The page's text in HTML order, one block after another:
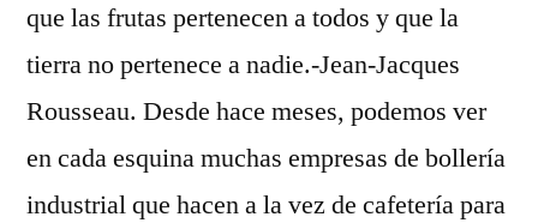
que las frutas pertenecen a todos y que la
tierra no pertenece a nadie.-Jean-Jacques
Rousseau. Desde hace meses, podemos ver
en cada esquina muchas empresas de bollería
industrial que hacen a la vez de cafetería para